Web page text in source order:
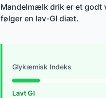
Mandelmælk drik er et godt
følger en lav-GI diæt.
Glykæmisk Indeks
Lavt GI